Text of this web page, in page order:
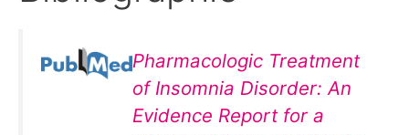
Pharmacologic Treatment
of Insomnia Disorder: An
Evidence Report for a